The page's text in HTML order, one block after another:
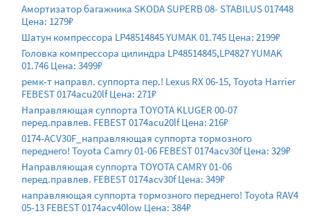
Амортизатор багажника SKODA SUPERB 08- STABILUS 017448
Цена: 1279₽
Шатун компрессора LP48514845 YUMAK 01.745 Цена: 2199₽
Головка компрессора цилиндра LP48514845,LP4827 YUMAK
01.746 Цена: 3499₽
ремк-т направл. cуппорта пер.! Lexus RX 06-15, Toyota Harrier
FEBEST 0174acu20lf Цена: 271₽
Направляющая суппорта TOYOTA KLUGER 00-07
перед.правлев. FEBEST 0174acu20lf Цена: 216₽
0174-ACV30F_направляющая суппорта тормозного
переднего! Toyota Camry 01-06 FEBEST 0174acv30f Цена: 329₽
Направляющая суппорта TOYOTA CAMRY 01-06
перед.правлев. FEBEST 0174acv30f Цена: 349₽
направляющая суппорта тормозного переднего! Toyota RAV4
05-13 FEBEST 0174acv40low Цена: 384₽